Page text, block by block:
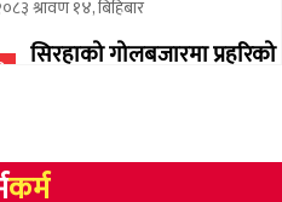
श्रावण १४, बिहिबार
सिरहाको गोलबजारमा प्रहरिको
NCSC को अध्यक्षमा घनेन्द्र
कर्म